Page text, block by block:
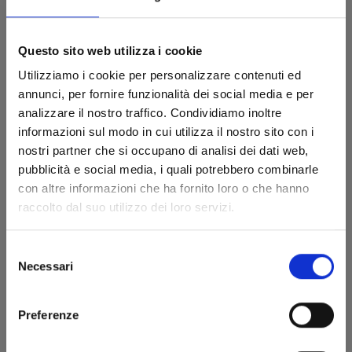
Questo sito web utilizza i cookie
Utilizziamo i cookie per personalizzare contenuti ed
annunci, per fornire funzionalità dei social media e per
analizzare il nostro traffico. Condividiamo inoltre
informazioni sul modo in cui utilizza il nostro sito con i
nostri partner che si occupano di analisi dei dati web,
pubblicità e social media, i quali potrebbero combinarle
con altre informazioni che ha fornito loro o che hanno
raccolto dal suo utilizzo dei loro servizi.
delNecessari
Preferenze
conferimento dei dati rende impossibile il trattamento,
conferimento dei dati necessari allo svolgimento del
necessaria ed indispensabile per la fruizione dei servizi
offerti: un eventuale rifiuto di fornire i dati determina,
quindi, l’impossibilità di eseguire il servizio richiesto.
G. MODALITÀ DI TRATTAMENTO - COME
SONO TRATTATI I SUOI DATI PERSONALI
I dati personali saranno trattati dal Titolare con l’ausilio
di strumenti atti a registrare e memorizzare i dati
stessi e comunque in modo tale da garantirne la
dell’interessato, nel rispetto dei principi di correttezza,
eccedenza.